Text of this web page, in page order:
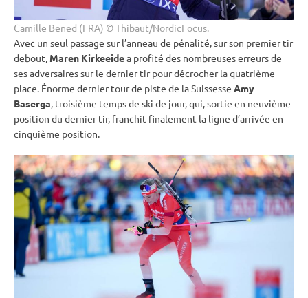
Camille Bened (FRA) © Thibaut/NordicFocus.
Avec un seul passage sur l’anneau de pénalité, sur son premier tir
debout, Maren Kirkeeidea profité des nombreuses erreurs de
ses adversaires sur le dernier tir pour décrocher la quatrième
place. Énorme dernier tour de piste de la Suissesse Amy
Baserga, troisième temps de ski de jour, qui, sortie en neuvième
position du dernier tir, franchit finalement la ligne d’arrivée en
cinquième position.